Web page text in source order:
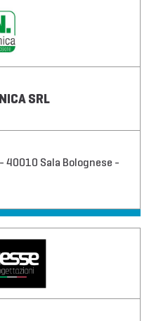
SRL
40010 Sala Bolognese -